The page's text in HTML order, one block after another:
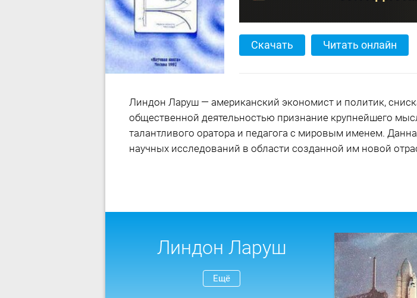
Скачать Читать онлайн
Линдон Ларуш — американский экономист и политик,
общественной деятельностью признание крупнейшего
талантливого оратора и педагога с мировым именем.
научных исследований в области созданной им новой
Линдон Ларуш
Ещё